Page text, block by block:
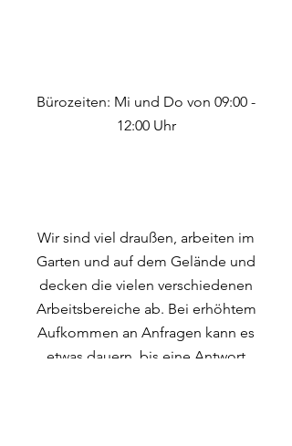
Bürozeiten: Mi und Do von 09:00 -
12:00 Uhr
Wir sind viel draußen, arbeiten im
Garten und auf dem Gelände und
decken die vielen verschiedenen
Arbeitsbereiche ab. Bei erhöhtem
Aufkommen an Anfragen kann es
etwas dauern, bis eine Antwort